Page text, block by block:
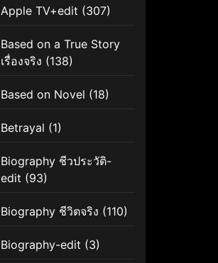
Apple TV+edit (307)
Based on a True Story
เรื่องจริง (138)
Based on Novel (18)
Betrayal (1)
Biography ชีวประวัติ-
edit (93)
Biography ชีวิตจริง (110)
Biography-edit (3)